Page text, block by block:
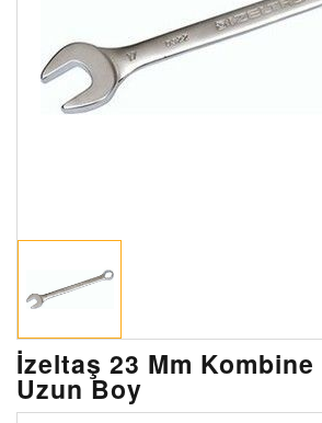
İzeltaş 23 Mm
Uzun Boy